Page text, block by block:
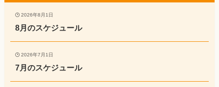
2026年8月1日
8月のスケジュール
2026年7月1日
7月のスケジュール